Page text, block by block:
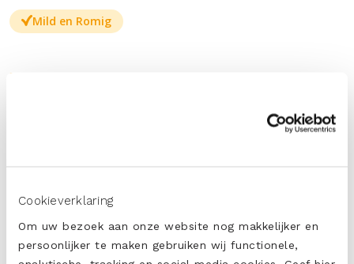
Cookieverklaring
Om uw bezoek aan onze website nog makkelijker en
persoonlijker te maken gebruiken wij functionele,
Mild en Romig